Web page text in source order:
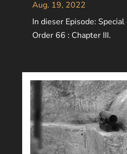
Aug. 19, 2022
In dieser Episode:
Order 66 : Chapter III.